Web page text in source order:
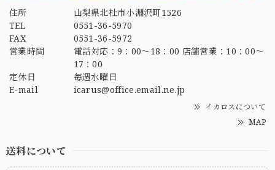
住所
山梨県北杜市小淵沢町1526
TEL
0551-36-5970
FAX
0551-36-5972
営業時間
電話対応：9：00～18：00 店舗営業：10：00～
17：00
定休日
毎週水曜日
E-mail
icarus@office.email.ne.jp
イカロスについて
MAP
送料について